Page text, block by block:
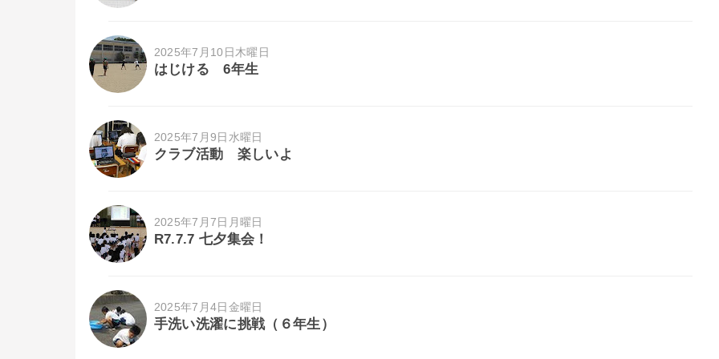
2025年7月10日木曜日
はじける 6年生
2025年7月9日水曜日
クラブ活動 楽しいよ
2025年7月7日月曜日
R7.7.7 七夕集会！
2025年7月4日金曜日
手洗い洗濯に挑戦（６年生）